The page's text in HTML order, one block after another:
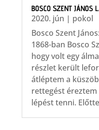
BOSCO SZENT JÁNOS
2020. jún | pokol
Bosco Szent
1868-ban Bosco
hogy volt egy
részlet került
átléptem a
rettegést
lépést tenni.